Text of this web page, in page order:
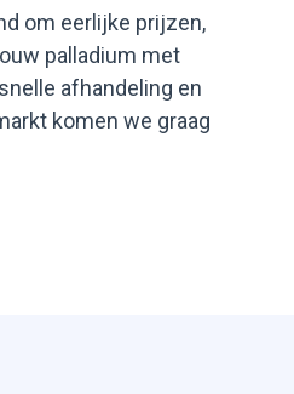
om eerlijke prijzen,
palladium met
afhandeling en
komen we graag